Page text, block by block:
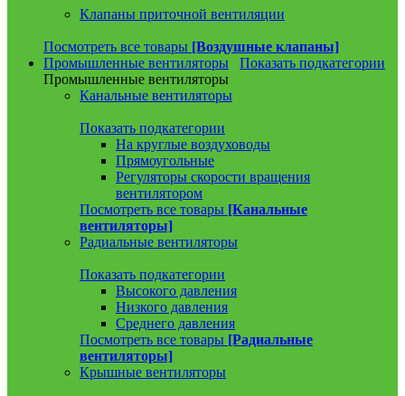
Клапаны приточной вентиляции
Посмотреть все товары [Воздушные клапаны]
Промышленные вентиляторы
Показать подкатегории
Промышленные вентиляторы
Канальные вентиляторы
Показать подкатегории
На круглые воздуховоды
Прямоугольные
Регуляторы скорости вращения
вентилятором
Посмотреть все товары [Канальные
вентиляторы]
Радиальные вентиляторы
Показать подкатегории
Высокого давления
Низкого давления
Среднего давления
Посмотреть все товары [Радиальные
вентиляторы]
Крышные вентиляторы